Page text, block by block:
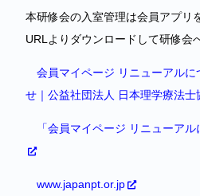
本研修会の入室管理は会員アプリ
URLよりダウンロードして研修会
会員マイページ リニューアルに
せ｜公益社団法人 日本理学療法士
「会員マイページ リニューアル
www.japanpt.or.jp